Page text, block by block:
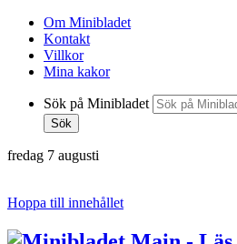
Om Minibladet
Kontakt
Villkor
Mina kakor
Sök på Minibladet
Sök
fredag 7 augusti
Hoppa till innehållet